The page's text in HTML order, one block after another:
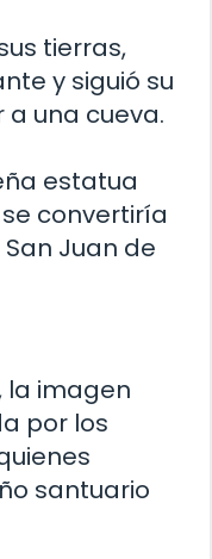
tierras,
y siguió su
una cueva.
estatua
convertiría
Juan de
la imagen
por los
santuario